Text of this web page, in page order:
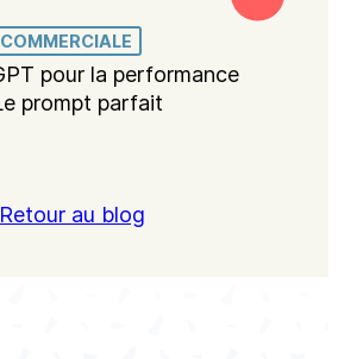
pour la performance
prompt parfait
Retour au blog